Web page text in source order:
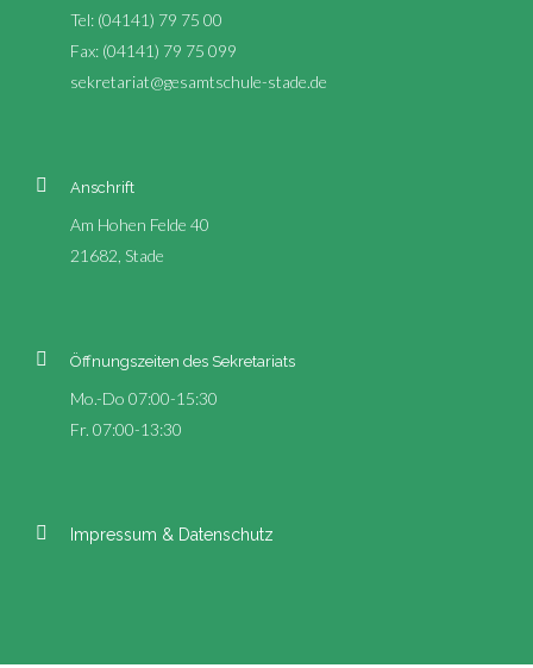
Tel: (04141) 79 75 00
Fax: (04141) 79 75 099
sekretariat@gesamtschule-stade.de
Anschrift
Am Hohen Felde 40
21682, Stade
Öffnungszeiten des Sekretariats
Mo.-Do 07:00-15:30
Fr. 07:00-13:30
Impressum & Datenschutz